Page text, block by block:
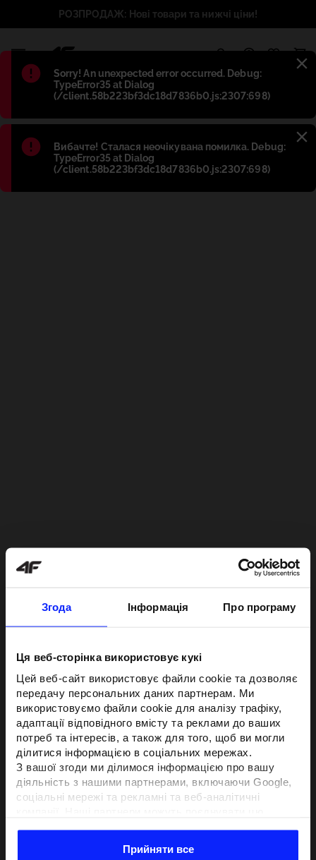
Згода Інформація Про програму
Ця веб-сторінка використовує кукі
Цей веб-сайт використовує файли cookie та дозволяє
передачу персональних даних партнерам. Ми
використовуємо файли cookie для аналізу трафіку,
адаптації відповідного вмісту та реклами до ваших
потреб та інтересів, а також для того, щоб ви могли
ділитися інформацією в соціальних мережах.
З вашої згоди ми ділимося інформацією про вашу
діяльність з нашими партнерами, включаючи Google,
соціальні мережі та рекламні та веб-аналітичні
отримують у результаті використання вами їхніх
Прийняти все
Błąd:
Sorry! An unexpected error occurred. Debug:
TypeError35 at Dialog
(/client.58b223bf3dc18d7836b0.js:2307:698)
Błąd:
Вибачте! Сталася неочікувана помилка. Debug:
TypeError35 at Dialog
(/client.58b223bf3dc18d7836b0.js:2307:698)
РОЗПРОДАЖ: Нові товари та нижчі ціни!